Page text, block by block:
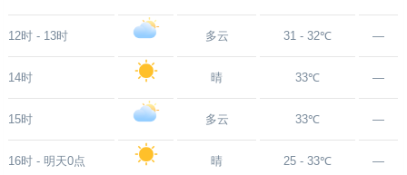
12时 - 13时 多云 31 - 32℃ —
14时 晴 33℃ —
15时 多云 33℃ —
16时 - 明天0点 晴 25 - 33℃ —